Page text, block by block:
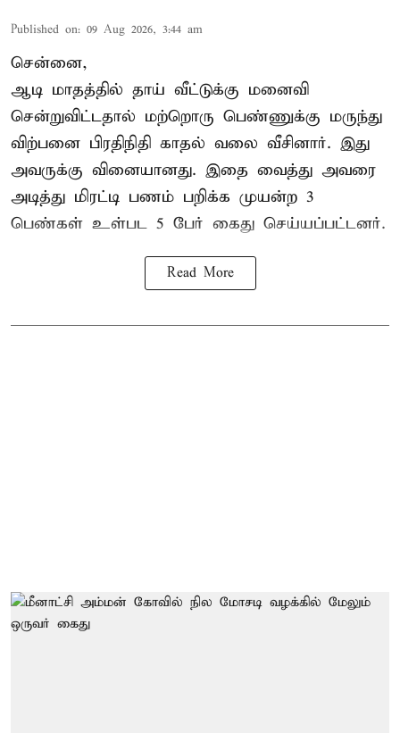
Published on: 09 Aug 2026, 3:44 am
சென்னை,
ஆடி மாதத்தில் தாய் வீட்டுக்கு மனைவி
சென்றுவிட்டதால் மற்றொரு பெண்ணுக்கு மருந்து
விற்பனை பிரதிநிதி காதல் வலை வீசினார். இது
அவருக்கு வினையானது. இதை வைத்து அவரை
அடித்து மிரட்டி பணம் பறிக்க முயன்ற 3
பெண்கள் உள்பட 5 பேர் கைது செய்யப்பட்டனர்.
Read More